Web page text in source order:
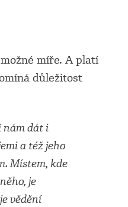
míře. A platí
důležitost
nám dát i
a též jeho
Místem, kde
je
vědění